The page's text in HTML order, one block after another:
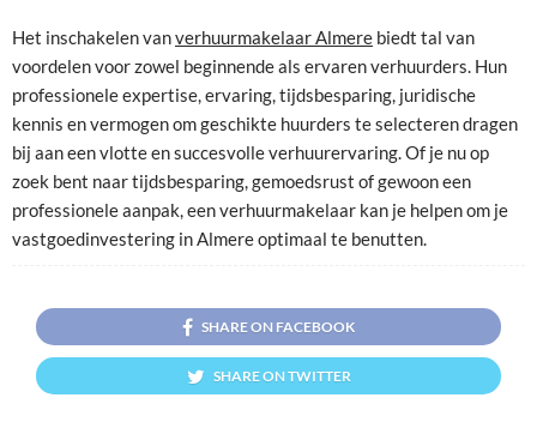
Het inschakelen vanverhuurmakelaar Almere biedt tal van
voordelen voor zowel beginnende als ervaren verhuurders. Hun
professionele expertise, ervaring, tijdsbesparing, juridische
kennis en vermogen om geschikte huurders te selecteren dragen
bij aan een vlotte en succesvolle verhuurervaring. Of je nu op
zoek bent naar tijdsbesparing, gemoedsrust of gewoon een
professionele aanpak, een verhuurmakelaar kan je helpen om je
vastgoedinvestering in Almere optimaal te benutten.
SHARE ON FACEBOOK
SHARE ON TWITTER